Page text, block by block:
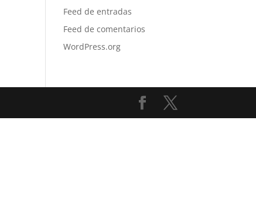
Feed de entradas
Feed de comentarios
WordPress.org